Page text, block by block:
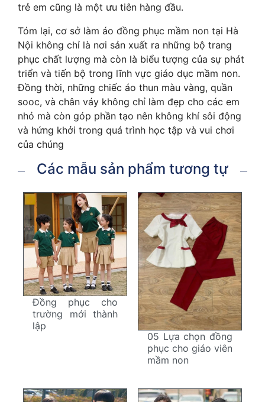
trẻ em cũng là một ưu tiên hàng đầu.
Tóm lại, cơ sở làm áo đồng phục mầm non tại Hà
Nội không chỉ là nơi sản xuất ra những bộ trang
phục chất lượng mà còn là biểu tượng của sự phát
triển và tiến bộ trong lĩnh vực giáo dục mầm non.
Đồng thời, những chiếc áo thun màu vàng, quần
sooc, và chân váy không chỉ làm đẹp cho các em
nhỏ mà còn góp phần tạo nên không khí sôi động
và hứng khởi trong quá trình học tập và vui chơi
của chúng
Các mẫu sản phẩm tương tự
Đồng phục cho
trường mới thành
lập
05 Lựa chọn đồng
phục cho giáo viên
mầm non